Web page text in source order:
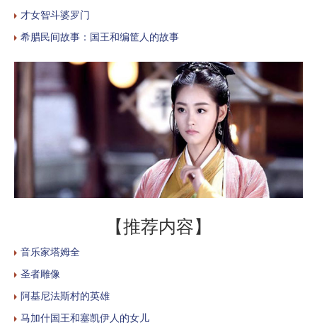
才女智斗婆罗门
希腊民间故事：国王和编筐人的故事
【推荐内容】
音乐家塔姆全
圣者雕像
阿基尼法斯村的英雄
马加什国王和塞凯伊人的女儿